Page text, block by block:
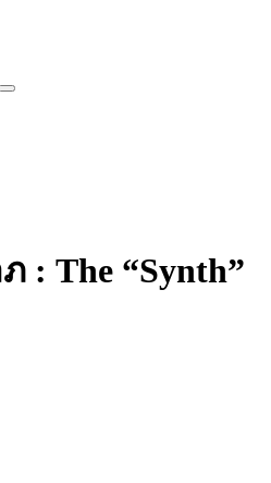
: The “Synth”